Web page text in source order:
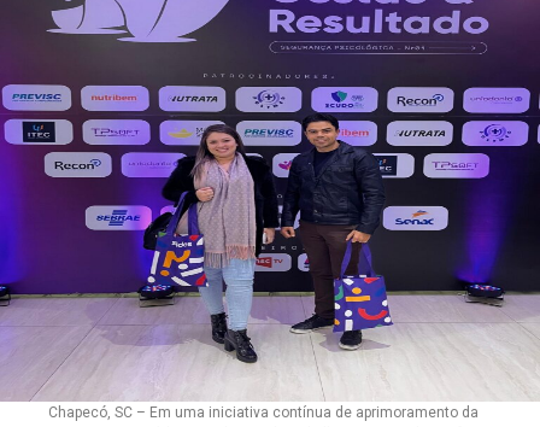
Chapecó, SC – Em uma iniciativa contínua de aprimoramento da